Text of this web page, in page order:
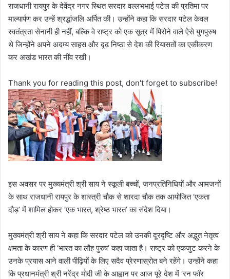
राजधानी रायपुर के देवेंद्र नगर स्थित सरदार वल्लभभाई पटेल की प्रतिमा पर
माल्यार्पण कर उन्हें श्रद्धांजलि अर्पित की। उन्होंने कहा कि सरदार पटेल केवल
स्वतंत्रता सेनानी ही नहीं, बल्कि वे राष्ट्र को एक सूत्र में पिरोने वाले ऐसे युगपुरुष
थे जिन्होंने अपने अदम्य साहस और दृढ़ निष्ठा से देश की रियासतों का एकीकरण
कर अखंड भारत की नींव रखी।
Thank you for reading this post, don't forget to subscribe!
इस अवसर पर मुख्यमंत्री श्री साय ने स्कूली बच्चों, जनप्रतिनिधियों और आमजनों
के साथ राजधानी रायपुर के शास्त्री चौक से शारदा चौक तक आयोजित ‘एकता
दौड़’ में शामिल होकर ‘एक भारत, श्रेष्ठ भारत’ का संदेश दिया।
मुख्यमंत्री श्री साय ने कहा कि सरदार पटेल को उनकी दूरदृष्टि और अद्भुत नेतृत्व
क्षमता के कारण ही ‘भारत का लौह पुरुष’ कहा जाता है। राष्ट्र को एकजुट करने के
उनके प्रयास आने वाली पीढ़ियों के लिए सदैव प्रेरणास्रोत बने रहेंगे। उन्होंने कहा
कि प्रधानमंत्री श्री नरेंद्र मोदी जी के आह्वान पर आज पूरे देश में ‘रन फॉर